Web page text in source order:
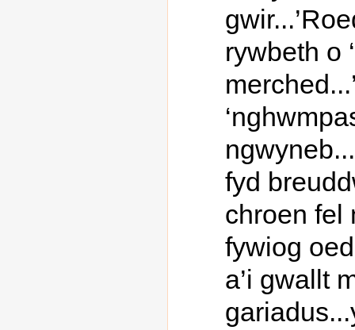
rywbeth o
fyd
chroen fel
fywiog
a’i gwallt